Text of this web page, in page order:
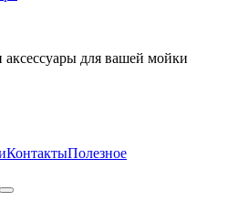
для вашей мойки
КонтактыПолезное